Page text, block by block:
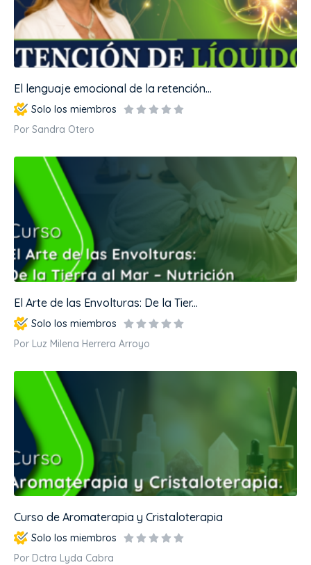
El lenguaje emocional de la retención...
Solo los miembros
Por Sandra Otero
El Arte de las Envolturas: De la Tier...
Solo los miembros
Por Luz Milena Herrera Arroyo
Curso de Aromaterapia y Cristaloterapia
Solo los miembros
Por Dctra Lyda Cabra